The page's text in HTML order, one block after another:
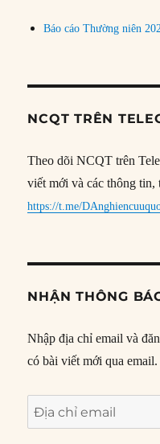
Báo cáo Thường niên
NCQT TRÊN
Theo dõi NCQT trên
viết mới và các thông
https://t.me/
NHẬN THÔNG
Nhập địa chỉ email và
có bài viết mới qua email.
Địa
chỉ